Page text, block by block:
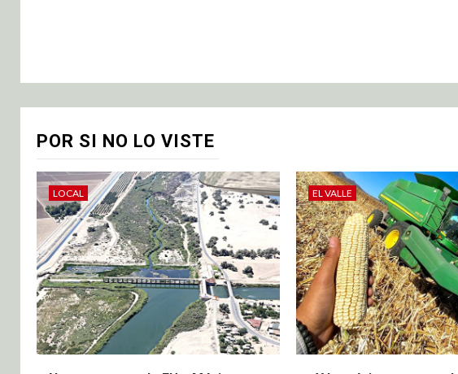
POR SI NO LO VISTE
LOCAL EL VALLE